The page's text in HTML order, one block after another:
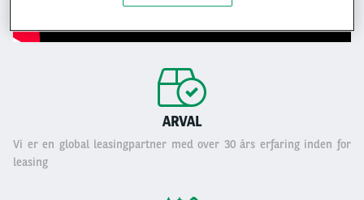
ARVAL
Vi er en global leasingpartner med over 30 års erfaring inden for
leasing